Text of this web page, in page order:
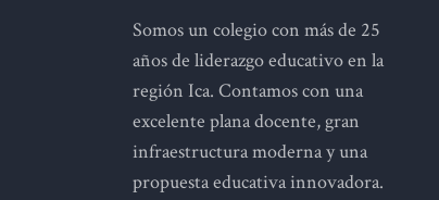
Somos un colegio con más de 25
años de liderazgo educativo en la
región Ica. Contamos con una
excelente plana docente, gran
infraestructura moderna y una
propuesta educativa innovadora.